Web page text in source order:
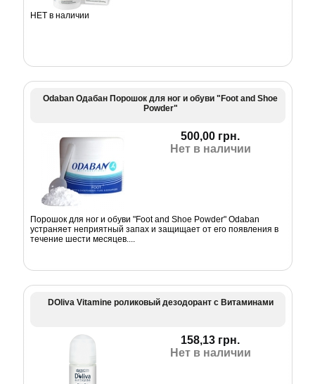
НЕТ в наличии
Odaban Одабан Порошок для ног и обуви "Foot and Shoe
Powder"
500,00 грн.
Нет в наличии
Порошок для ног и обуви "Foot and Shoe Powder" Odaban
устраняет неприятный запах и защищает от его появления в
течение шести месяцев....
DOliva Vitamine роликовый дезодорант с Витаминами
158,13 грн.
Нет в наличии